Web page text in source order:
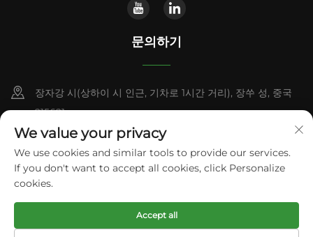
문의하기
장자강 시(상하이 시 인근, 기차로 1시간 거리), 장쑤 성, 중국
215621
+86-13338664103
[email protected]
Copyright © 2025 쑤저우 폴리텍 머신 유한회사 . 모든 권리 보유.
인정보 보호정책
We value your privacy
We use cookies and similar tools to provide our services.
If you don't want to accept all cookies, click Personalize
cookies.
Accept all